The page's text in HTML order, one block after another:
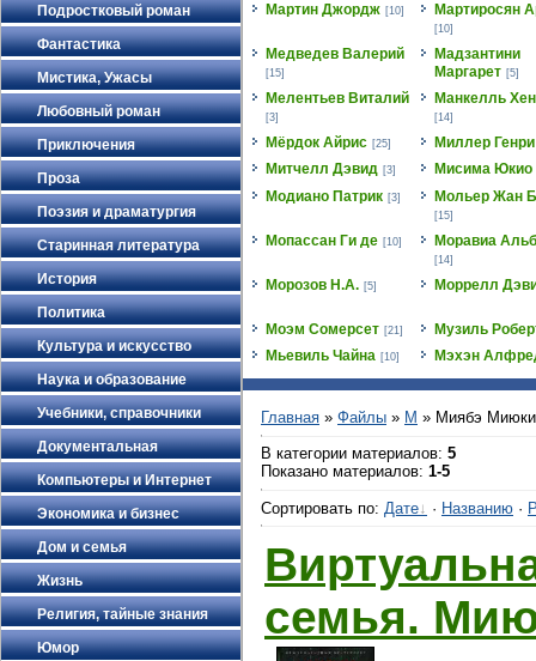
Подростковый роман
Фантастика
Мистика, Ужасы
Любовный роман
Приключения
Проза
Поэзия и драматургия
Старинная литература
История
Политика
Культура и искусство
Наука и образование
Учебники, справочники
Документальная
Компьютеры и Интернет
Экономика и бизнес
Дом и семья
Жизнь
Религия, тайные знания
Юмор
Мартин Джордж [10] Мартиросян
[10]
Медведев Валерий
[15]
Мадзантини
Маргарет [5]
Мелентьев Виталий
[3]
Манкелль
[14]
Мёрдок Айрис [25]
Миллер Генри
Митчелл Дэвид [3]
Мисима Юкио
Модиано Патрик [3] Мольер Жан
[15]
Мопассан Ги де [10] Моравиа
[14]
Морозов Н.А. [5] Моррелл
Моэм Сомерсет [21]
Музиль
Мьевиль Чайна [10] Мэхэн
Главная » Файлы » М » Миябэ Миюки
В категории материалов: 5
Показано материалов: 1-5
Сортировать по: Дате · Названию ·
семья.